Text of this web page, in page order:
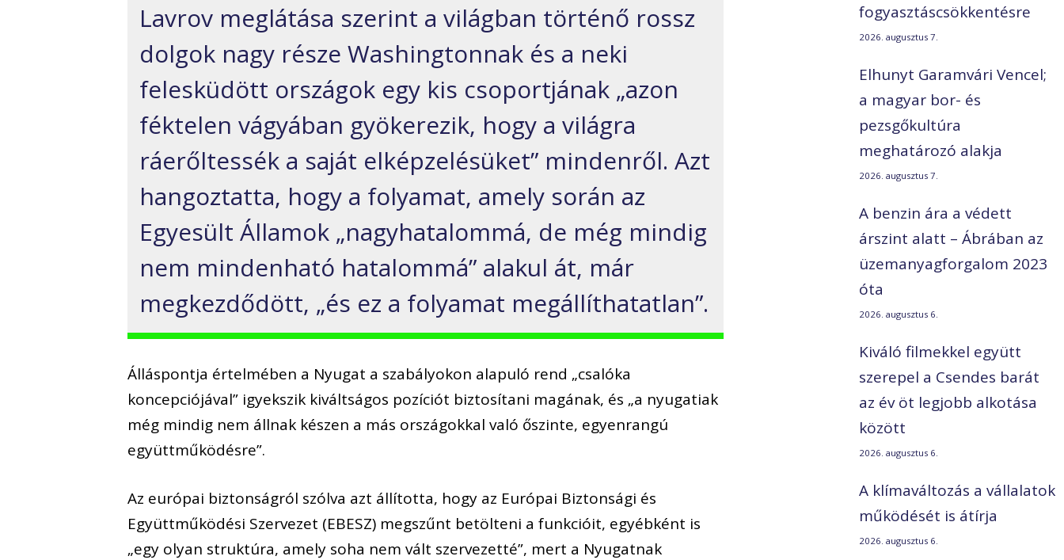
Lavrov meglátása szerint a világban történő rossz
dolgok nagy része Washingtonnak és a neki
felesküdött országok egy kis csoportjának „azon
féktelen vágyában gyökerezik, hogy a világra
ráerőltessék a saját elképzelésüket” mindenről. Azt
hangoztatta, hogy a folyamat, amely során az
Egyesült Államok „nagyhatalommá, de még mindig
nem mindenható hatalommá” alakul át, már
megkezdődött, „és ez a folyamat megállíthatatlan”.
Álláspontja értelmében a Nyugat a szabályokon alapuló rend „csalóka
koncepciójával” igyekszik kiváltságos pozíciót biztosítani magának, és „a nyugatiak
még mindig nem állnak készen a más országokkal való őszinte, egyenrangú
együttműködésre”.
Az európai biztonságról szólva azt állította, hogy az Európai Biztonsági és
Együttműködési Szervezet (EBESZ) megszűnt betölteni a funkcióit, egyébként is
„egy olyan struktúra, amely soha nem vált szervezetté”, mert a Nyugatnak
fogyasztáscsökkentésre
2026. augusztus 7.
Elhunyt Garamvári Vencel;
a magyar bor- és
pezsgőkultúra
meghatározó alakja
2026. augusztus 7.
A benzin ára a védett
árszint alatt – Ábrában az
üzemanyagforgalom 2023
óta
2026. augusztus 6.
Kiváló filmekkel együtt
szerepel a Csendes barát
az év öt legjobb alkotása
között
2026. augusztus 6.
A klímaváltozás a vállalatok
működését is átírja
2026. augusztus 6.